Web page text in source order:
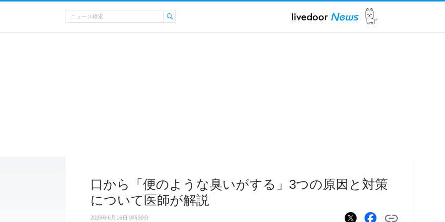
口から「便のような臭いがする」3つの原因と対策
について医師が解説
2026年6月16日 0時30分